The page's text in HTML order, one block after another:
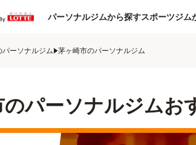
パーソナルジムから探すスポーツジム
パーソナルジム 茅ヶ崎市のパーソナルジム
のパーソナルジムお